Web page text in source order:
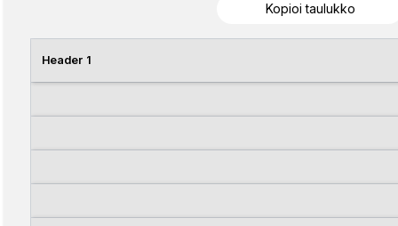
Kopioi taulukko
Header 1